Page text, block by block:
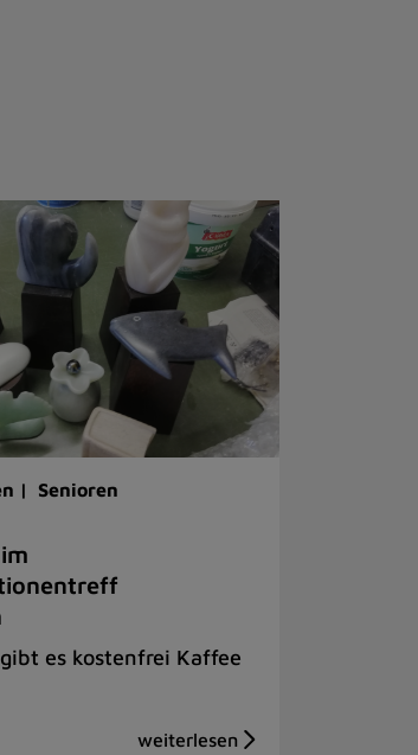
| Senioren
es kostenfrei Kaffee